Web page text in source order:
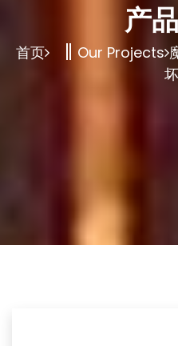
产
首页 Our Projects